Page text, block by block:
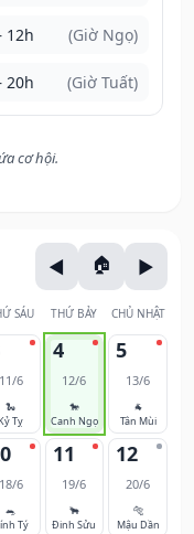
12h (Giờ Ngọ)
20h (Giờ Tuất)
cơ hội.
SÁU THỨ BẢY CHỦ NHẬT
11/6
🐍
Tỵ
4
12/6
🐎
Canh Ngọ
5
13/6
🐐
Tân Mùi
18/6
🐀
Tý
11
19/6
🐂
Đinh Sửu
12
20/6
🐅
Mậu Dần